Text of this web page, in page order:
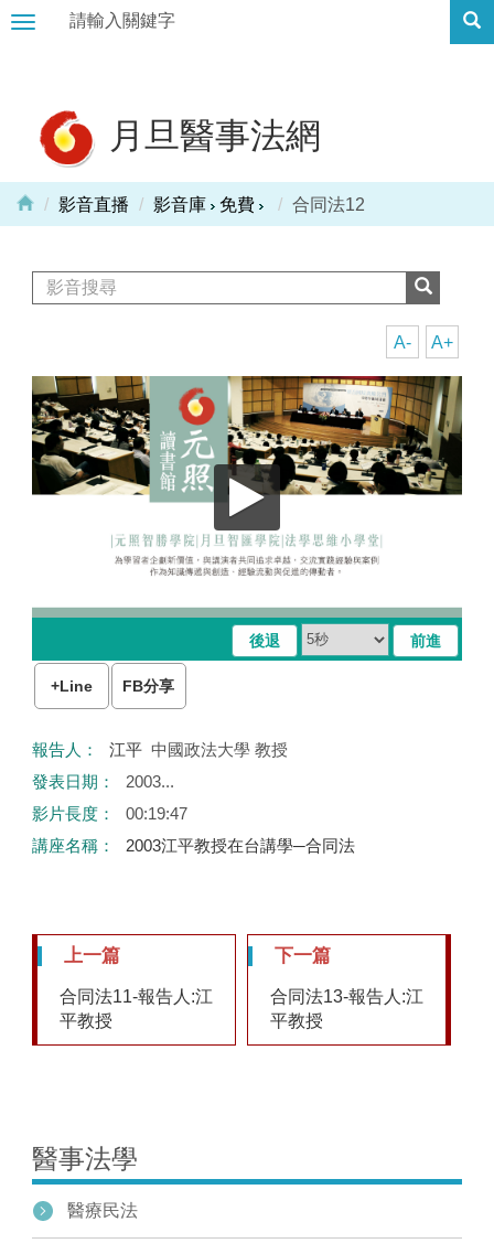
Toggle
月旦醫事法網
Home
影音直播 影音庫 免費 合同法12
A+
A-
+Line FB分享
報告人： 江平中國政法大學 教授
發表日期：
2003...
影片長度：
00:19:47
講座名稱：
2003江平教授在台講學─合同法
上一篇
合同法11-報告人:江
平教授
下一篇
合同法13-報告人:江
平教授
醫事法學
醫療民法